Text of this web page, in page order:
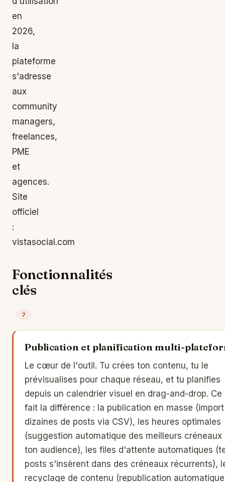
en
2026,
la
plateforme
s'adresse
aux
community
managers,
freelances,
PME
et
agences.
Site
officiel
:
vistasocial.com
Fonctionnalités
clés
7
Publication et planification multi-
Le cœur de l'outil. Tu crées ton contenu, tu le
prévisualises pour chaque réseau, et tu planifies
depuis un calendrier visuel en drag-and-drop. Ce
fait la différence : la publication en masse
dizaines de posts via CSV), les heures optimales
(suggestion automatique des meilleurs créneaux
ton audience), les files d'attente automatiques
posts s'insèrent dans des créneaux récurrents),
recyclage de contenu (republication